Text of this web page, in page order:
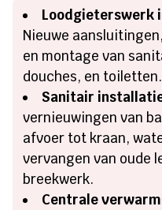
Loodgieterswerk
Nieuwe
en montage van
douches, en toiletten.
Sanitair
vernieuwingen van
afvoer tot kraan,
vervangen van oude
breekwerk.
Centrale